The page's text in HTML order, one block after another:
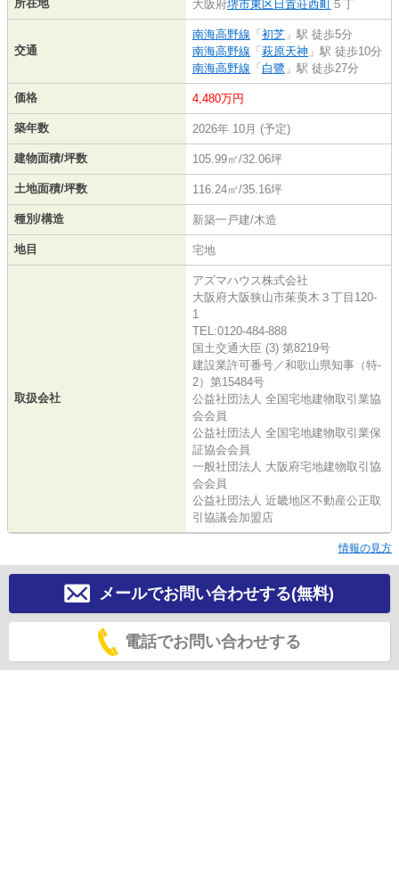
所在地 大阪府堺市東区 日置荘西町 ５丁
交通
南海高野線 「 初芝 」駅 徒歩5分
南海高野線 「 萩原天神 」駅 徒歩10分
南海高野線 「 白鷺 」駅 徒歩27分
価格 4,480万円
築年数 2026年 10月 (予定)
建物面積/坪数 105.99㎡/32.06坪
土地面積/坪数 116.24㎡/35.16坪
種別/構造 新築一戸建/木造
地目 宅地
取扱会社
アズマハウス株式会社
大阪府大阪狭山市茱萸木３丁目120-
1
TEL:0120-484-888
国土交通大臣 (3) 第8219号
建設業許可番号／和歌山県知事（特-
2）第15484号
公益社団法人 全国宅地建物取引業協
会会員
公益社団法人 全国宅地建物取引業保
証協会会員
一般社団法人 大阪府宅地建物取引協
会会員
公益社団法人 近畿地区不動産公正取
引協議会加盟店
情報の見方
メールでお問い合わせする(無料)
電話でお問い合わせする